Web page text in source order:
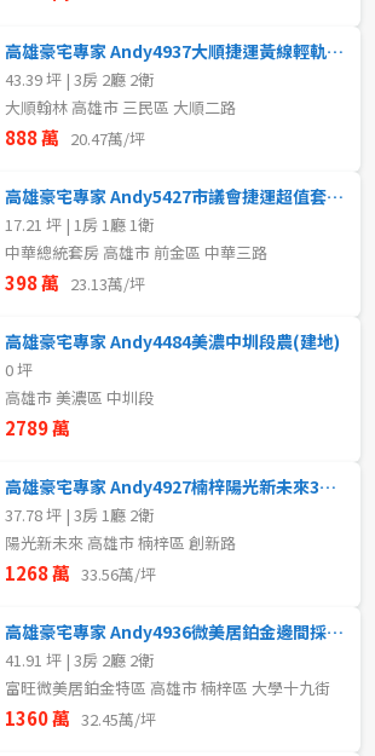
高雄豪宅專家 Andy4937大順捷運黃線輕軌首排大坪數三房
43.39 坪 | 3房 2廳 2衛
大順翰林 高雄市 三民區 大順二路
888 萬 20.47萬/坪
高雄豪宅專家 Andy5427市議會捷運超值套房+平移車位
17.21 坪 | 1房 1廳 1衛
中華總統套房 高雄市 前金區 中華三路
398 萬 23.13萬/坪
高雄豪宅專家 Andy4484美濃中圳段農(建地)
0 坪
高雄市 美濃區 中圳段
2789 萬
高雄豪宅專家 Andy4927楠梓陽光新未來3房+車位
37.78 坪 | 3房 1廳 2衛
陽光新未來 高雄市 楠梓區 創新路
1268 萬 33.56萬/坪
高雄豪宅專家 Andy4936微美居鉑金邊間採光三房車位
41.91 坪 | 3房 2廳 2衛
富旺微美居鉑金特區 高雄市 楠梓區 大學十九街
1360 萬 32.45萬/坪